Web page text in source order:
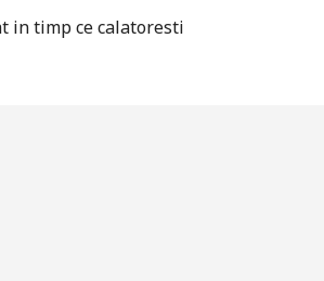
in timp ce calatoresti